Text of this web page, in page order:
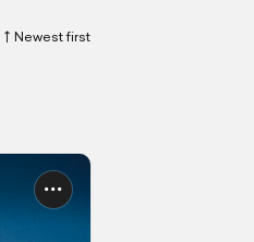
Newest first